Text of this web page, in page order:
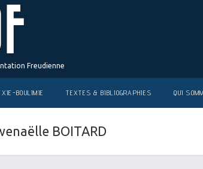
Freudienne
BOULIMIE TEXTES & BIBLIOGRAPHIES QUI
BOITARD